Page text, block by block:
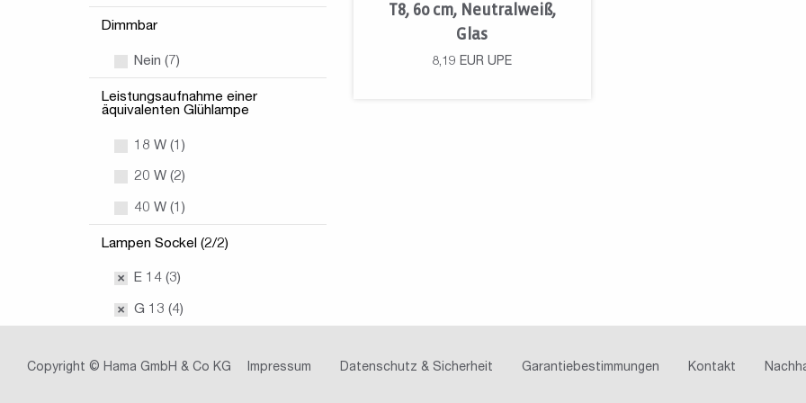
Dimmbar
Nein (7)
Leistungsaufnahme einer
äquivalenten Glühlampe
18 W (1)
20 W (2)
40 W (1)
Lampen Sockel (2/2)
E 14 (3)
G 13 (4)
T8, 60 cm, Neutralweiß,
Glas
8,19 EUR UPE
Copyright © Hama GmbH & Co KG Impressum Datenschutz & Sicherheit Garantiebestimmungen Kontakt